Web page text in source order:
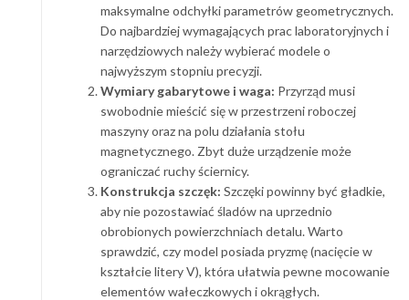
maksymalne odchyłki parametrów geometrycznych.
Do najbardziej wymagających prac laboratoryjnych i
narzędziowych należy wybierać modele o
najwyższym stopniu precyzji.
Wymiary gabarytowe i waga: Przyrząd musi
swobodnie mieścić się w przestrzeni roboczej
maszyny oraz na polu działania stołu
magnetycznego. Zbyt duże urządzenie może
ograniczać ruchy ściernicy.
Konstrukcja szczęk: Szczęki powinny być gładkie,
aby nie pozostawiać śladów na uprzednio
obrobionych powierzchniach detalu. Warto
sprawdzić, czy model posiada pryzmę (nacięcie w
kształcie litery V), która ułatwia pewne mocowanie
elementów wałeczkowych i okrągłych.